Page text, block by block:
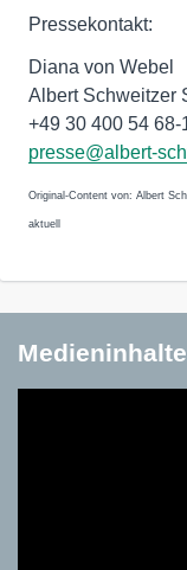
Pressekontakt:
Diana von Webel
Albert Schweitzer
+49 30 400 54 68-
presse@albert-
Original-Content von: Albert
aktuell
Medieninhalte